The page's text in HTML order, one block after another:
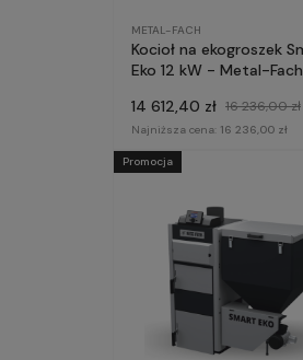
METAL-FACH
Kocioł na ekogroszek Smart
Eko 12 kW - Metal-Fach
14 612,40 zł 16 236,00 zł
Najniższa cena: 16 236,00 zł
Promocja